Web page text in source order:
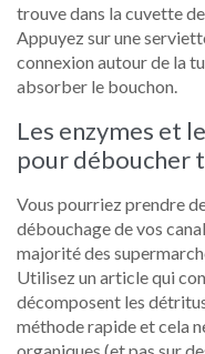
trouve dans la cuvette
Appuyez sur une
connexion autour de la
absorber le bouchon.
Les enzymes et
pour déboucher
Vous pourriez prendre
débouchage de vos
majorité des
Utilisez un article qui
décomposent les
méthode rapide et cela